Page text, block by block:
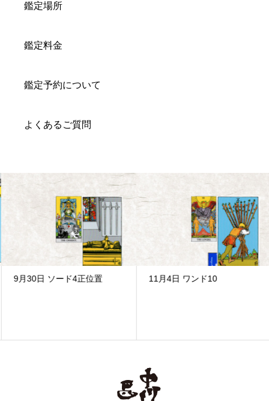
鑑定場所
鑑定料金
鑑定予約について
よくあるご質問
9月30日 ソード4正位置 11月4日 ワンド10